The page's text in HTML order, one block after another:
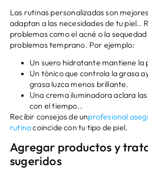
Las rutinas personalizadas son
adaptan a las necesidades de tu piel..
problemas como el acné o la
problemas temprano. Por ejemplo:
Un suero hidratante mantiene la
Un tónico que controla la grasa
grasa luzca menos brillante.
Una crema iluminadora aclara las
con el tiempo..
Recibir consejos de unprofesional
rutinacoincide con tu tipo de piel.
Agregar productos y
sugeridos